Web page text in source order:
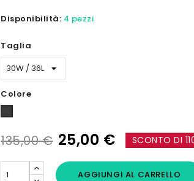
Disponibilità: 4 pezzi
Taglia
Colore
135,00 € 25,00 € SCONTO DI
AGGIUNGI AL CARRELLO